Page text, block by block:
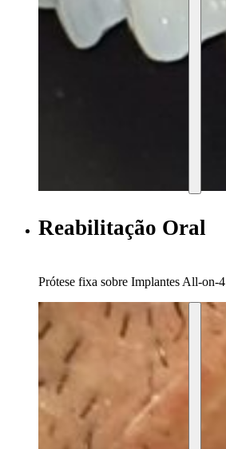
Reabilitação Oral
Prótese fixa sobre Implantes All-on-4